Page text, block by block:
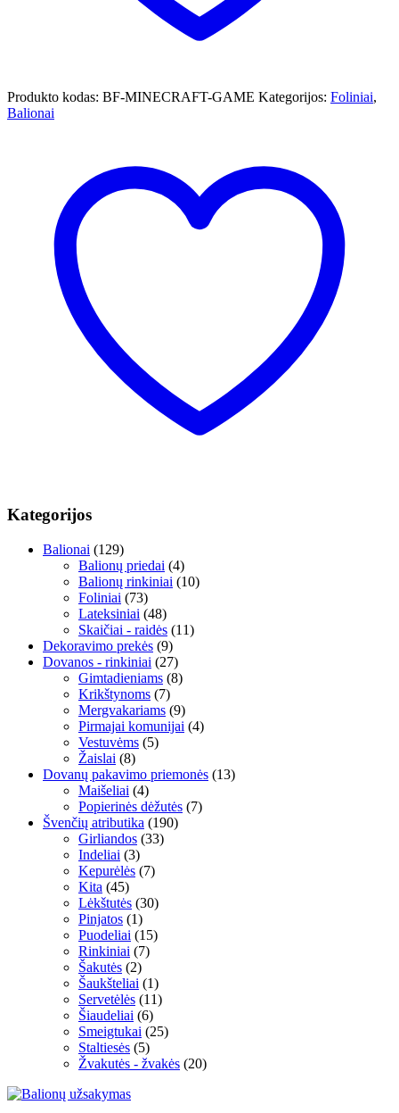
Produkto kodas: BF-MINECRAFT-GAME Kategorijos: Foliniai,
Balionai
Kategorijos
Balionai (129)
Balionų priedai (4)
Balionų rinkiniai (10)
Foliniai (73)
Lateksiniai (48)
Skaičiai - raidės (11)
Dekoravimo prekės (9)
Dovanos - rinkiniai (27)
Gimtadieniams (8)
Krikštynoms (7)
Mergvakariams (9)
Pirmajai komunijai (4)
Vestuvėms (5)
Žaislai (8)
Dovanų pakavimo priemonės (13)
Maišeliai (4)
Popierinės dėžutės (7)
Švenčių atributika (190)
Girliandos (33)
Indeliai (3)
Kepurėlės (7)
Kita (45)
Lėkštutės (30)
Pinjatos (1)
Puodeliai (15)
Rinkiniai (7)
Šakutės (2)
Šaukšteliai (1)
Servetėlės (11)
Šiaudeliai (6)
Smeigtukai (25)
Staltiesės (5)
Žvakutės - žvakės (20)